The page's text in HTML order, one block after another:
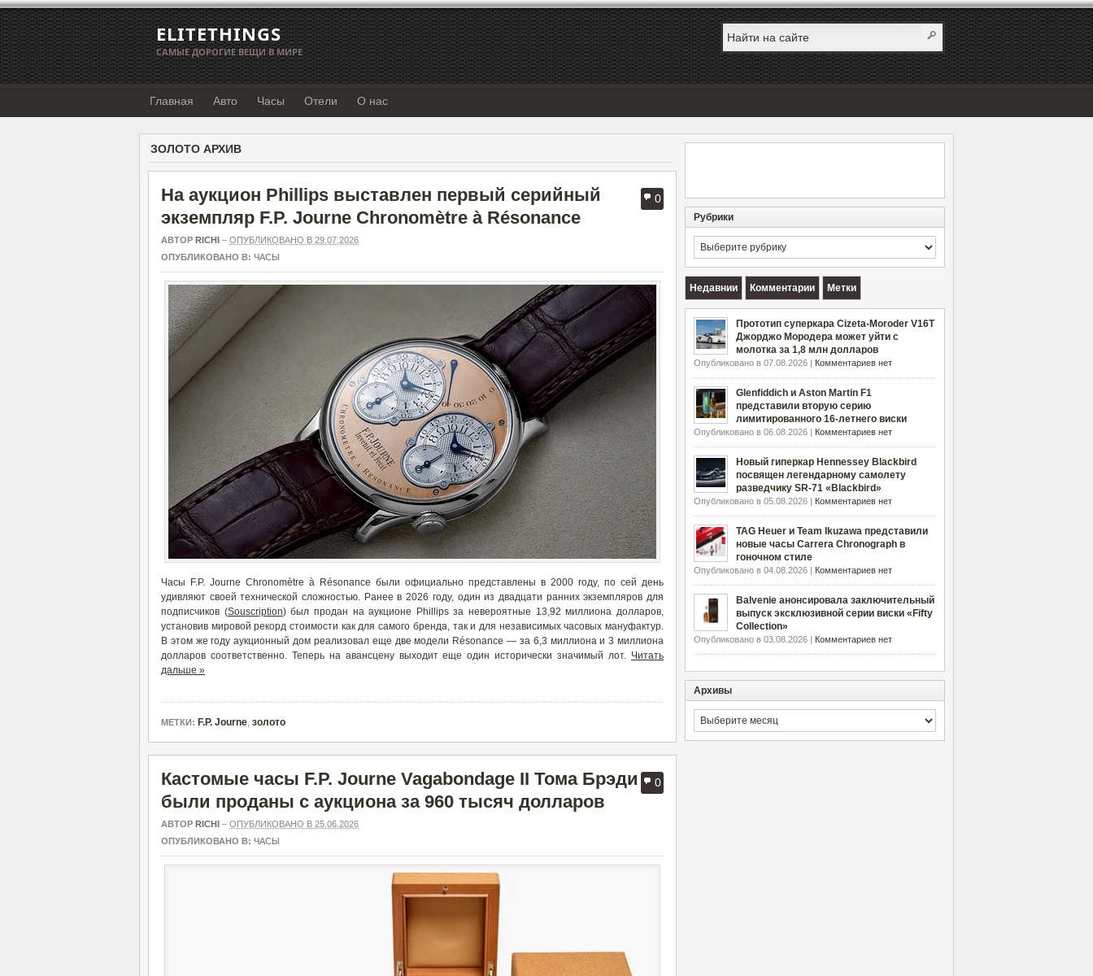
ELITETHINGS
САМЫЕ ДОРОГИЕ ВЕЩИ В МИРЕ
Главная Авто Часы Отели О нас
ЗОЛОТО АРХИВ
0
На аукцион Phillips выставлен первый серийный
экземпляр F.P. Journe Chronomètre à Résonance
АВТОР RICHI – ОПУБЛИКОВАНО В 29.07.2026
ОПУБЛИКОВАНО В: ЧАСЫ
Часы F.P. Journe Chronomètre à Résonance были официально представлены в 2000 году, по сей день
удивляют своей технической сложностью. Ранее в 2026 году, один из двадцати ранних экземпляров для
подписчиков (Souscription) был продан на аукционе Phillips за невероятные 13,92 миллиона долларов,
установив мировой рекорд стоимости как для самого бренда, так и для независимых часовых мануфактур.
В этом же году аукционный дом реализовал еще две модели Résonance — за 6,3 миллиона и 3 миллиона
долларов соответственно. Теперь на авансцену выходит еще один исторически значимый лот. Читать
дальше »
МЕТКИ: F.P. Journe, золото
0
Кастомые часы F.P. Journe Vagabondage II Тома Брэди
были проданы с аукциона за 960 тысяч долларов
АВТОР RICHI – ОПУБЛИКОВАНО В 25.06.2026
ОПУБЛИКОВАНО В: ЧАСЫ
Рубрики
Рубрики
Недавнии Комментарии Метки
Прототип суперкара Cizeta-Moroder V16T
Джорджо Мородера может уйти с
молотка за 1,8 млн долларов
Опубликовано в 07.08.2026 | Комментариев нет
Glenfiddich и Aston Martin F1
представили вторую серию
лимитированного 16-летнего виски
Опубликовано в 06.08.2026 | Комментариев нет
Новый гиперкар Hennessey Blackbird
посвящен легендарному самолету
разведчику SR-71 «Blackbird»
Опубликовано в 05.08.2026 | Комментариев нет
TAG Heuer и Team Ikuzawa представили
новые часы Carrera Chronograph в
гоночном стиле
Опубликовано в 04.08.2026 | Комментариев нет
Balvenie анонсировала заключительный
выпуск эксклюзивной серии виски «Fifty
Collection»
Опубликовано в 03.08.2026 | Комментариев нет
Архивы
Архивы